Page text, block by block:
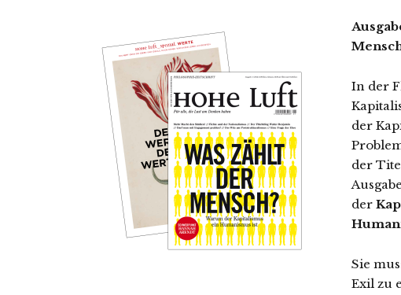
In der
der
der
der
Sie
Exil zu